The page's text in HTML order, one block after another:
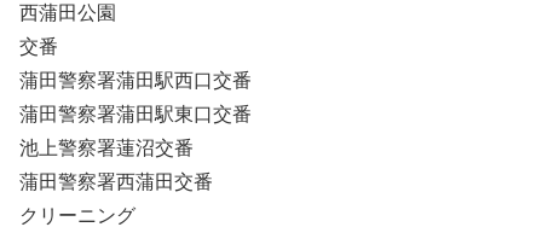
西蒲田公園
交番
蒲田警察署蒲田駅西口交番
蒲田警察署蒲田駅東口交番
池上警察署蓮沼交番
蒲田警察署西蒲田交番
クリーニング